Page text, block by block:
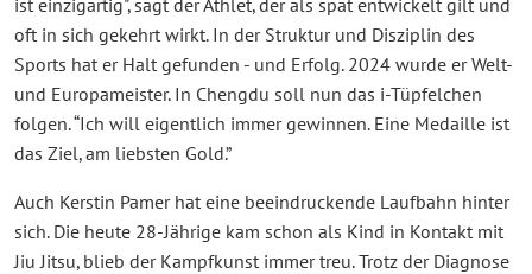
ist einzigartig", sagt der Athlet, der als spät entwickelt gilt und
oft in sich gekehrt wirkt. In der Struktur und Disziplin des
Sports hat er Halt gefunden - und Erfolg. 2024 wurde er Welt-
und Europameister. In Chengdu soll nun das i-Tüpfelchen
folgen. “Ich will eigentlich immer gewinnen. Eine Medaille ist
das Ziel, am liebsten Gold.”
Auch Kerstin Pamer hat eine beeindruckende Laufbahn hinter
sich. Die heute 28-Jährige kam schon als Kind in Kontakt mit
Jiu Jitsu, blieb der Kampfkunst immer treu. Trotz der Diagnose